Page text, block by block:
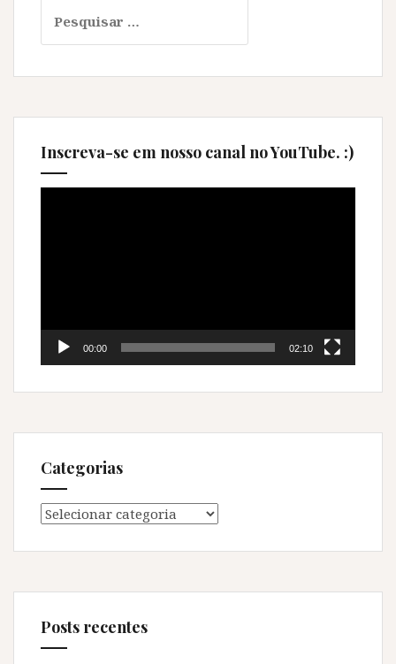
por:
Inscreva-se em nosso canal no YouTube. :)
00:00 02:10
Categorias
Categorias
Posts recentes